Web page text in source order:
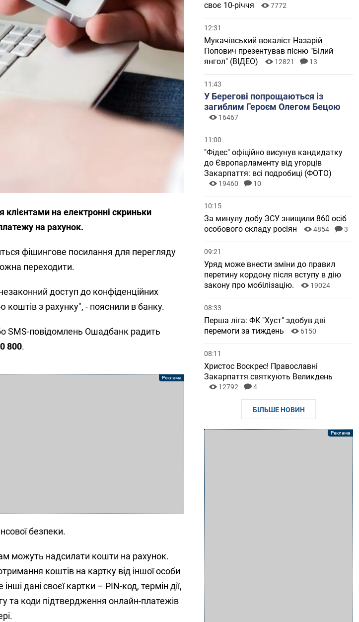
на електронні скриньки
на рахунок.
фішингове посилання для перегляду
переходити.
доступ до конфіденційних
з рахунку", - пояснили в банку.
SMS-повідомлень Ошадбанк радить
800.
безпеки.
можуть надсилати кошти на рахунок.
коштів на картку від іншої особи
дані своєї картки – PIN-код, термін дії,
та коди підтвердження онлайн-платежів
своє 10-річчя
7772
12:31
Мукачівський вокаліст Назарій
Попович презентував пісню "Білий
янгол" (ВІДЕО)
12821 13
11:43
У Берегові попрощаються із
загиблим Героєм Олегом Бецою
16467
11:00
"Фідес" офіційно висунув кандидатку
до Європарламенту від угорців
Закарпаття: всі подробиці (ФОТО)
19460 10
10:15
За минулу добу ЗСУ знищили 860 осіб
особового складу росіян
4854 3
09:21
Уряд може внести зміни до правил
перетину кордону після вступу в дію
закону про мобілізацію.
19024
08:33
Перша ліга: ФК "Хуст" здобув дві
перемоги за тиждень
6150
08:11
Христос Воскрес! Православні
Закарпаття святкують Великдень
12792 4
БІЛЬШЕ НОВИН